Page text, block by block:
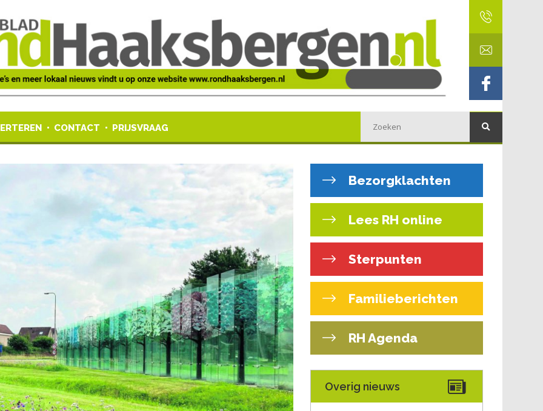
CONTACT PRIJSVRAAG
Bezorgklachten
Lees RH online
Sterpunten
Familieberichten
RH Agenda
Overig nieuws